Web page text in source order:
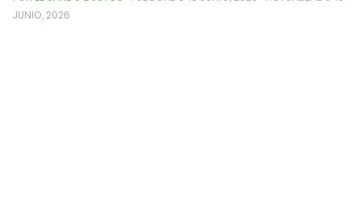
JUNIO, 2026